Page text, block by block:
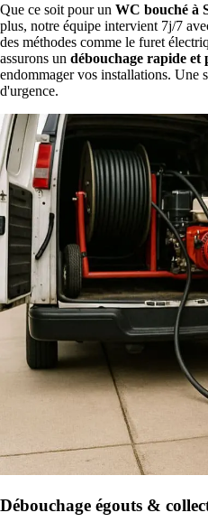
Que ce soit pour un WC bouché à
plus, notre équipe intervient 7j/7
des méthodes comme le furet
assurons un débouchage rapide et
endommager vos installations. Une
d'urgence.
Débouchage égouts &